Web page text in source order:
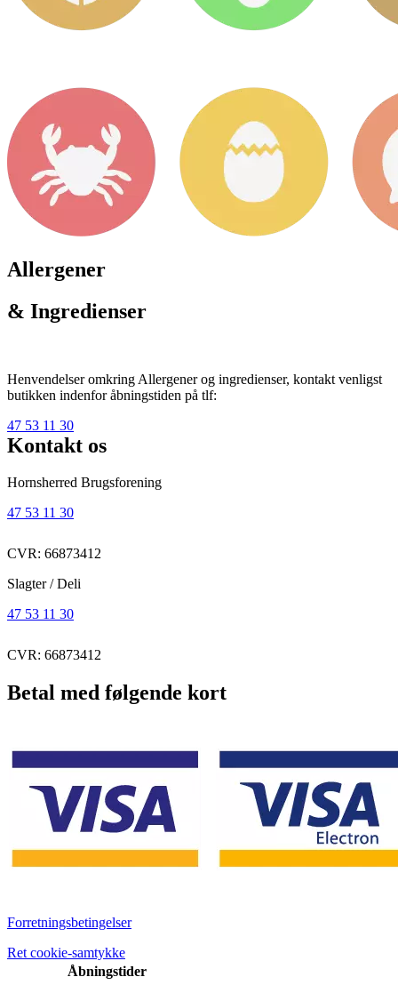
Allergener
& Ingredienser
Henvendelser omkring Allergener og ingredienser, kontakt venligst
butikken indenfor åbningstiden på tlf:
47 53 11 30
Kontakt os
Hornsherred Brugsforening
47 53 11 30
CVR: 66873412
Slagter / Deli
47 53 11 30
CVR: 66873412
Betal med følgende kort
Forretningsbetingelser
Ret cookie-samtykke
Åbningstider